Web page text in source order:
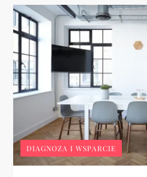
DIAGNOZA I WSPARCIE